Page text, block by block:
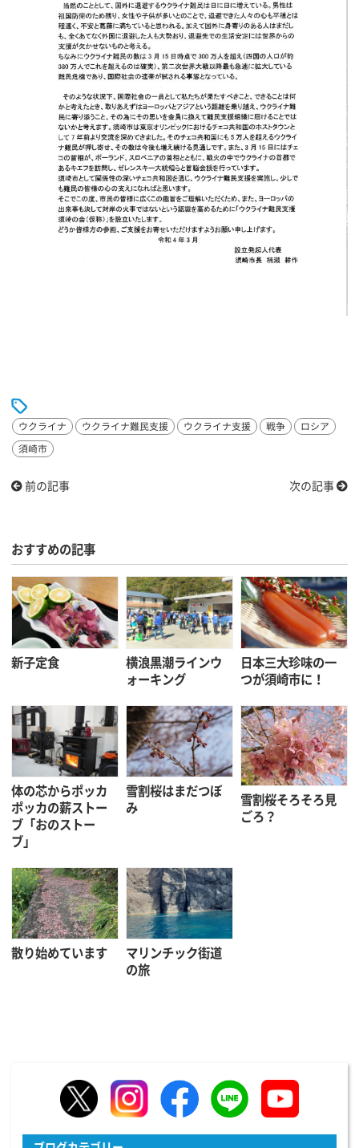
ウクライナ ウクライナ難民支援 ウクライナ支援 戦争 ロシア
須崎市
前の記事 次の記事
おすすめの記事
新子定食
横浪黒潮ラインウ
ォーキング
日本三大珍味の一
つが須崎市に！
体の芯からポッカ
ポッカの薪ストー
ブ「おのストー
ブ」
雪割桜はまだつぼ
み
雪割桜そろそろ見
ごろ？
散り始めています
マリンチック街道
の旅